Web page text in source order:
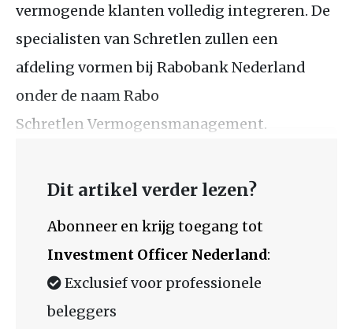
vermogende klanten volledig integreren. De
specialisten van Schretlen zullen een
afdeling vormen bij Rabobank Nederland
onder de naam Rabo
Schretlen Vermogensmanagement.
Dit artikel verder lezen?
Abonneer en krijg toegang tot
Investment Officer Nederland:
Exclusief voor professionele
beleggers